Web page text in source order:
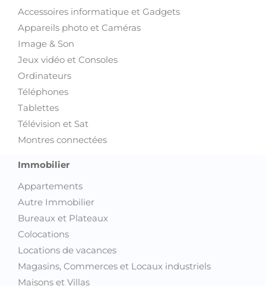
Accessoires informatique et Gadgets
Appareils photo et Caméras
Image & Son
Jeux vidéo et Consoles
Ordinateurs
Téléphones
Tablettes
Télévision et Sat
Montres connectées
Immobilier
Appartements
Autre Immobilier
Bureaux et Plateaux
Colocations
Locations de vacances
Magasins, Commerces et Locaux industriels
Maisons et Villas